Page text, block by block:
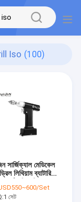
Iso (100)
সার্জিক্যাল মেডিকেল
লিথিয়াম ব্যাটারি
Set
1 সেট